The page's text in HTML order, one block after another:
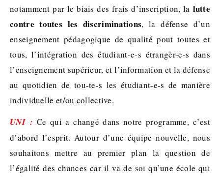
notamment par le biais des frais d’inscription, la lutte
contre toutes les discriminations, la défense d’un
enseignement pédagogique de qualité pout toutes et
tous, l’intégration des étudiant-e-s étrangèr-e-s dans
l’enseignement supérieur, et l’information et la défense
au quotidien de tou-te-s les étudiant-e-s de manière
individuelle et/ou collective.
UNI : Ce qui a changé dans notre programme, c’est
d’abord l’esprit. Autour d’une équipe nouvelle, nous
souhaitons mettre au premier plan la question de
l’égalité des chances car il va de soi qu’une école qui